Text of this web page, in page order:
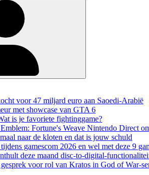
voor 47 miljard euro aan Saoedi-Arabië
met showcase van GTA 6
is je favoriete fightinggame?
Fortune's Weave Nintendo Direct
naar de kloten en dat is jouw schuld
gamescom 2026 en wel met deze 9
deze maand disc-to-digital-
voor rol van Kratos in God of War-